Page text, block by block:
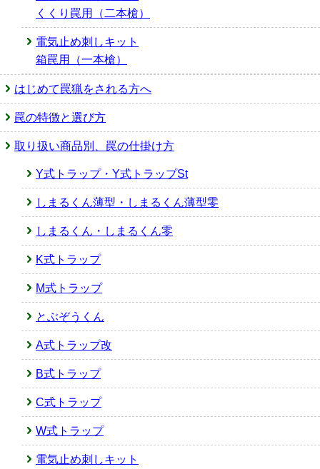
くくり罠用（二本槍）
電気止め刺しキット
箱罠用（一本槍）
はじめて罠猟をされる方へ
罠の特徴と選び方
取り扱い商品別、罠の仕掛け方
Y式トラップ・Y式トラップSt
しまるくん薄型・しまるくん薄型零
しまるくん・しまるくん零
K式トラップ
M式トラップ
とぶぞうくん
A式トラップ改
B式トラップ
C式トラップ
W式トラップ
電気止め刺しキット